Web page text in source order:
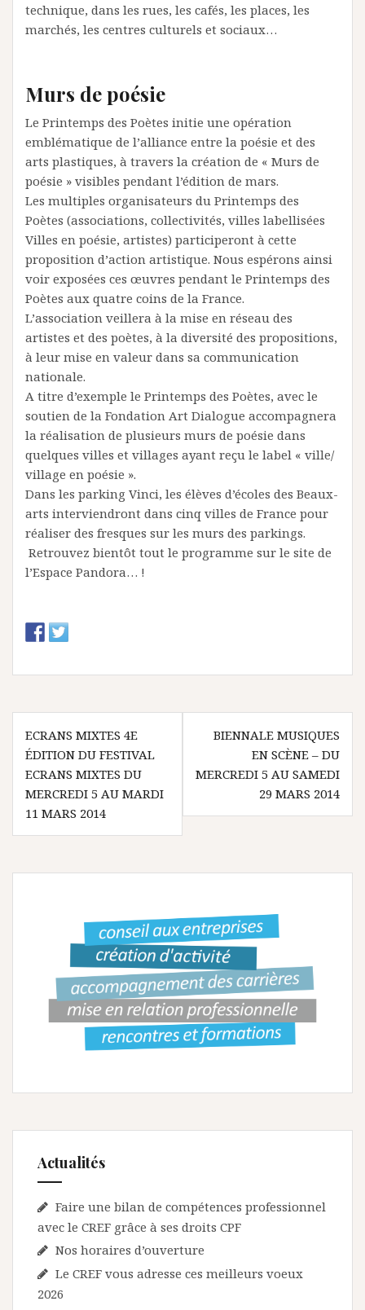
technique, dans les rues, les cafés, les places, les
marchés, les centres culturels et sociaux…
Murs de poésie
Le Printemps des Poètes initie une opération
emblématique de l’alliance entre la poésie et des
arts plastiques, à travers la création de « Murs de
poésie » visibles pendant l’édition de mars.
Les multiples organisateurs du Printemps des
Poètes (associations, collectivités, villes labellisées
Villes en poésie, artistes) participeront à cette
proposition d’action artistique. Nous espérons ainsi
voir exposées ces œuvres pendant le Printemps des
Poètes aux quatre coins de la France.
L’association veillera à la mise en réseau des
artistes et des poètes, à la diversité des propositions,
à leur mise en valeur dans sa communication
nationale.
A titre d’exemple le Printemps des Poètes, avec le
soutien de la Fondation Art Dialogue accompagnera
la réalisation de plusieurs murs de poésie dans
quelques villes et villages ayant reçu le label « ville/
village en poésie ».
Dans les parking Vinci, les élèves d’écoles des Beaux-
arts interviendront dans cinq villes de France pour
réaliser des fresques sur les murs des parkings.
Retrouvez bientôt tout le programme sur le site de
l’Espace Pandora… !
N
a
’
ECRANS MIXTES 4E
ÉDITION DU FESTIVAL
ECRANS MIXTES DU
MERCREDI 5 AU MARDI
11 MARS 2014
BIENNALE MUSIQUES
EN SCÈNE – DU
MERCREDI 5 AU SAMEDI
29 MARS 2014
Actualités
Faire une bilan de compétences professionnel
avec le CREF grâce à ses droits CPF
Nos horaires d’ouverture
Le CREF vous adresse ces meilleurs voeux
2026